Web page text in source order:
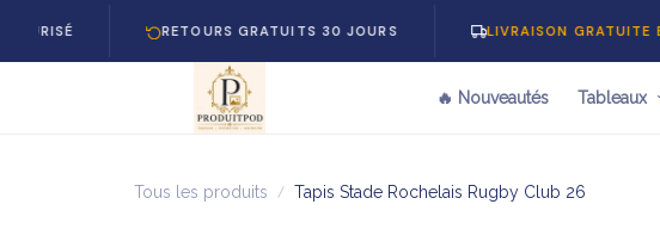
RETOURS GRATUITS 30 JOURS LIVRAISON GRATUITE EN EUROPE
🔥 Nouveautés Tableaux
Tous les produits Tapis Stade Rochelais Rugby Club 26